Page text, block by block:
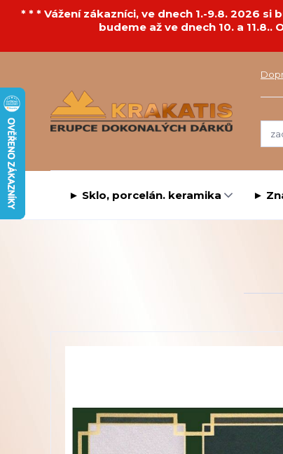
* * * Vážení zákazníci, ve dnech 1.-9.8. 2026
budeme až ve dnech 10. a
► Sklo, porcelán. keramika ►